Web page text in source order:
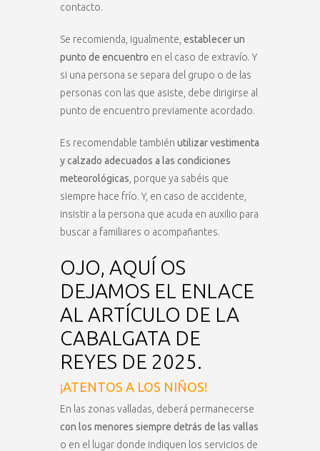
contacto.
Se recomienda, igualmente, establecer un
punto de encuentro en el caso de extravío. Y
si una persona se separa del grupo o de las
personas con las que asiste, debe dirigirse al
punto de encuentro previamente acordado.
Es recomendable también utilizar vestimenta
y calzado adecuados a las condiciones
meteorológicas , porque ya sabéis que
siempre hace frío. Y, en caso de accidente,
insistir a la persona que acuda en auxilio para
buscar a familiares o acompañantes.
OJO, AQUÍ OS
DEJAMOS EL ENLACE
AL ARTÍCULO DE LA
CABALGATA DE
REYES DE 2025.
¡ATENTOS A LOS NIÑOS!
En las zonas valladas, deberá permanecerse
con los menores siempre detrás de las vallas
o en el lugar donde indiquen los servicios de